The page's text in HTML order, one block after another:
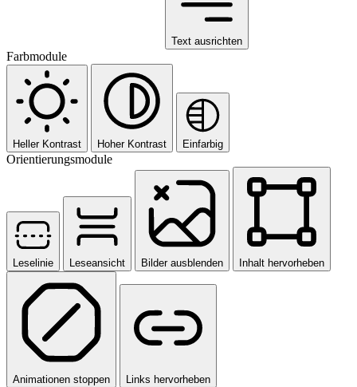
Text ausrichten
Farbmodule
Heller Kontrast Hoher Kontrast Einfarbig
Orientierungsmodule
Leselinie Leseansicht Bilder ausblenden Inhalt hervorheben
Animationen stoppen Links hervorheben